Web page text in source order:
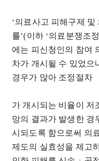
‘의료사고 피해구제
률’(이하 ‘의료분쟁조
에는 피신청인의 참여
차가 개시될 수 있었으
경우가 많아 조정절차
가 개시되는 비율이 저
망의 결과가 발생한 경
시되도록 함으로써 의
제도의 실효성을 제고